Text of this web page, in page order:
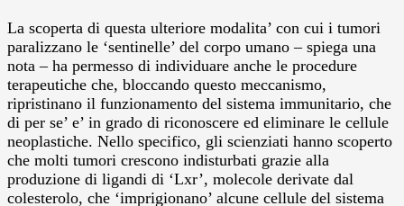
La scoperta di questa ulteriore modalita’ con cui i tumori
paralizzano le ‘sentinelle’ del corpo umano – spiega una
nota – ha permesso di individuare anche le procedure
terapeutiche che, bloccando questo meccanismo,
ripristinano il funzionamento del sistema immunitario, che
di per se’ e’ in grado di riconoscere ed eliminare le cellule
neoplastiche. Nello specifico, gli scienziati hanno scoperto
che molti tumori crescono indisturbati grazie alla
produzione di ligandi di ‘Lxr’, molecole derivate dal
colesterolo, che ‘imprigionano’ alcune cellule del sistema